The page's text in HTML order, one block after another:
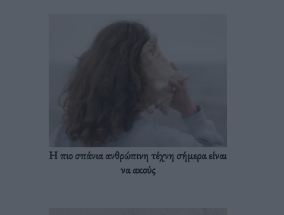
Η πιο σπάνια ανθρώπινη τέχνη σήμερα είναι
να ακούς